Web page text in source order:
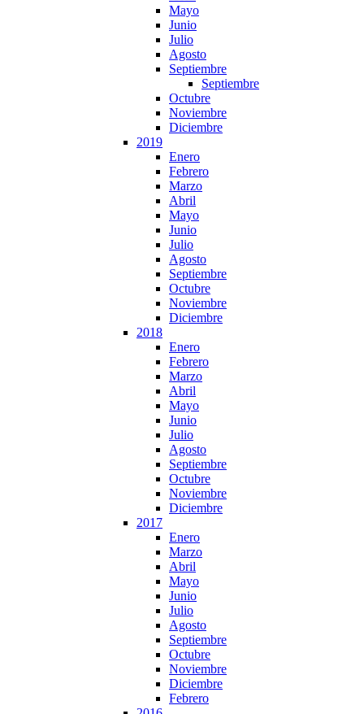
Mayo
Junio
Julio
Agosto
Septiembre
Septiembre
Octubre
Noviembre
Diciembre
2019
Enero
Febrero
Marzo
Abril
Mayo
Junio
Julio
Agosto
Septiembre
Octubre
Noviembre
Diciembre
2018
Enero
Febrero
Marzo
Abril
Mayo
Junio
Julio
Agosto
Septiembre
Octubre
Noviembre
Diciembre
2017
Enero
Marzo
Abril
Mayo
Junio
Julio
Agosto
Septiembre
Octubre
Noviembre
Diciembre
Febrero